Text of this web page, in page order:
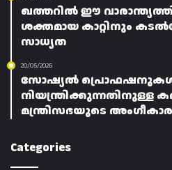
ഖത്തറിൽ ഈ
ശക്തമായ കാറ്റിനും
സാധ്യത
20/05/2026
സോഷ്യൽ
നിയന്ത്രിക്കുന്നതിനുള്ള
മന്ത്രിസഭയുടെ
Categories